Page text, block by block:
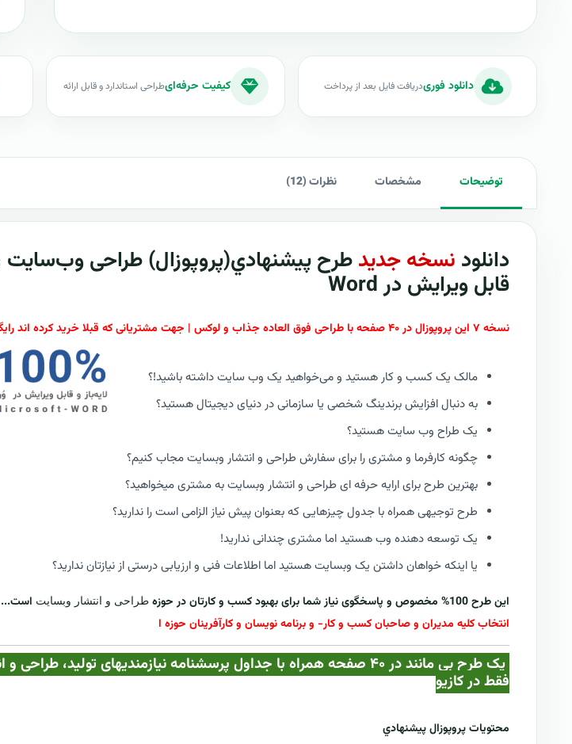
دانلود فوریدریافت فایل بعد از پرداخت کیفیت حرفه‌ایطراحی استاندارد و قابل ارائه
توضیحات مشخصات نظرات (12)
دانلود نسخه جدیدطرح پيشنهادي(پروپوزال) طراحی وب‌سایت ،
قابل ویرایش در Word
نسخه ۷ این پروپوزال در ۴۰ صفحه با طراحی فوق العاده جذاب و لوکس | جهت مشتریانی که قبلا خرید کرده اند رایگان است!
مالک یک کسب و کار هستید و می‌خواهید یک وب سایت داشته باشید!؟
به دنبال افزایش برندینگ شخصی یا سازمانی در دنیای دیجیتال هستید؟
یک طراح وب سایت هستید؟
چگونه کارفرما و مشتری را برای سفارش طراحی و انتشار وبسایت مجاب کنیم؟
بهترین طرح برای ارایه حرفه ای طراحی و انتشار وبسایت به مشتری میخواهید؟
طرح توجیهی همراه با جدول چیزهایی که بعنوان پیش نیاز الزامی است را ندارید؟
یک توسعه دهنده وب هستید اما مشتری چندانی ندارید!
یا اینکه خواهان داشتن یک وبسایت هستید اما اطلاعات فنی و ارزیابی درستی از نیازتان ندارید؟
این طرح 100% مخصوص و پاسخگوی نیاز شما برای بهبود کسب و کارتان در حوزه طراحی و انتشار وبسایت است...
انتخاب کلیه مدیران و صاحبان کسب و کار- و برنامه نویسان و کارآفرینان حوزه ا
یک طرح بی مانند در ۴۰ صفحه همراه با جداول پرسشنامه نیازمندیهای تولید،
فقط در کازيو
محتويات پروپوزال پيشنهادي